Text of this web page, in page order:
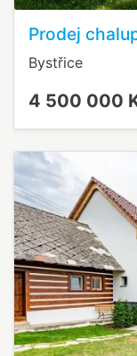
Prodej
Bystřice
4 500 000